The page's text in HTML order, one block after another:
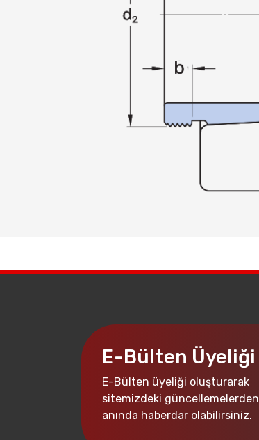
E-Bülten Üyeliği
E-Bülten üyeliği oluşturarak
sitemizdeki güncellemelerden
anında haberdar olabilirsiniz.